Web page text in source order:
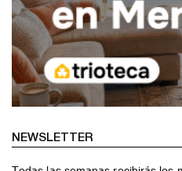
NEWSLETTER